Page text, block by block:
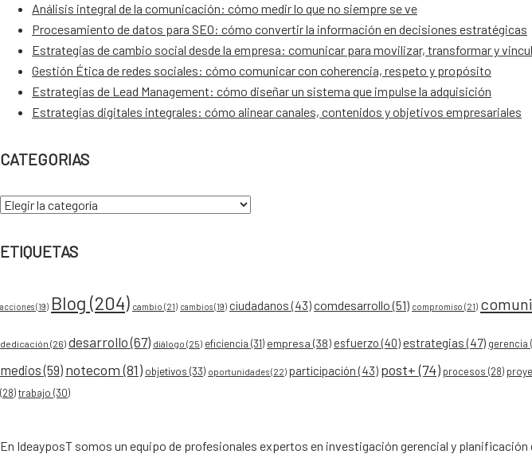
Análisis integral de la comunicación: cómo medir lo que no siempre se ve
Procesamiento de datos para SEO: cómo convertir la información en decisiones estratégicas
Estrategias de cambio social desde la empresa: comunicar para movilizar, transformar y
Gestión Ética de redes sociales: cómo comunicar con coherencia, respeto y propósito
Estrategias de Lead Management: cómo diseñar un sistema que impulse la adquisición
Estrategias digitales integrales: cómo alinear canales, contenidos y objetivos empresariales
CATEGORIAS
CATEGORIAS
ETIQUETAS
acciones(19) Blog (204) cambio (21) cambios(19) ciudadanos (43)comdesarrollo(51) compromiso (21)
dedicación (26) desarrollo(67) diálogo (25) eficiencia (31) empresa (38) esfuerzo (40)estrategias(47) gerencia
medios(59) notecom(81) objetivos (33) oportunidades(22) participación (43) post+(74) procesos (28)
(28)trabajo (30)
En IdeayposT somos un equipo de profesionales expertos en investigación gerencial y